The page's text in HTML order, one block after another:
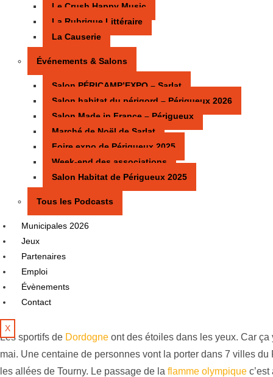
Le Crush Happy Music
La Rubrique Littéraire
La Causerie
Événements & Salons
Salon PÉRICAMP’EXPO – Sarlat
Salon habitat du périgord – Périgueux 2026
Salon Made in France – Périgueux
Marché de Noël de Sarlat
Foire expo de Périgueux 2025
Week-end des associations
Salon Habitat de Périgueux 2025
Tous les Podcasts
Municipales 2026
Jeux
Partenaires
Emploi
Évènements
Contact
X
Les sportifs de Dordogne ont des étoiles dans les yeux. Car
mai. Une centaine de personnes vont la porter dans 7 villes du
les allées de Tourny. Le passage de la flamme olympique